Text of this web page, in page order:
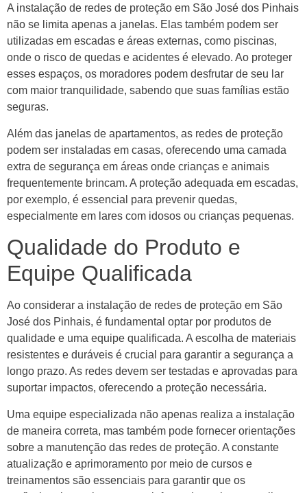
A instalação de redes de proteção em São José dos Pinhais
não se limita apenas a janelas. Elas também podem ser
utilizadas em escadas e áreas externas, como piscinas,
onde o risco de quedas e acidentes é elevado. Ao proteger
esses espaços, os moradores podem desfrutar de seu lar
com maior tranquilidade, sabendo que suas famílias estão
seguras.
Além das janelas de apartamentos, as redes de proteção
podem ser instaladas em casas, oferecendo uma camada
extra de segurança em áreas onde crianças e animais
frequentemente brincam. A proteção adequada em escadas,
por exemplo, é essencial para prevenir quedas,
especialmente em lares com idosos ou crianças pequenas.
Qualidade do Produto e
Equipe Qualificada
Ao considerar a instalação de redes de proteção em São
José dos Pinhais, é fundamental optar por produtos de
qualidade e uma equipe qualificada. A escolha de materiais
resistentes e duráveis é crucial para garantir a segurança a
longo prazo. As redes devem ser testadas e aprovadas para
suportar impactos, oferecendo a proteção necessária.
Uma equipe especializada não apenas realiza a instalação
de maneira correta, mas também pode fornecer orientações
sobre a manutenção das redes de proteção. A constante
atualização e aprimoramento por meio de cursos e
treinamentos são essenciais para garantir que os